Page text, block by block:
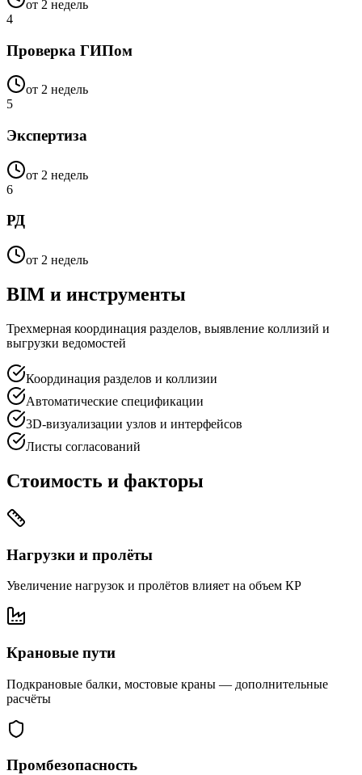
от 2 недель
4
Проверка ГИПом
от 2 недель
5
Экспертиза
от 2 недель
6
РД
от 2 недель
BIM и инструменты
Трехмерная координация разделов, выявление коллизий и
выгрузки ведомостей
Координация разделов и коллизии
Автоматические спецификации
3D-визуализации узлов и интерфейсов
Листы согласований
Стоимость и факторы
Нагрузки и пролёты
Увеличение нагрузок и пролётов влияет на объем КР
Крановые пути
Подкрановые балки, мостовые краны — дополнительные
расчёты
Промбезопасность